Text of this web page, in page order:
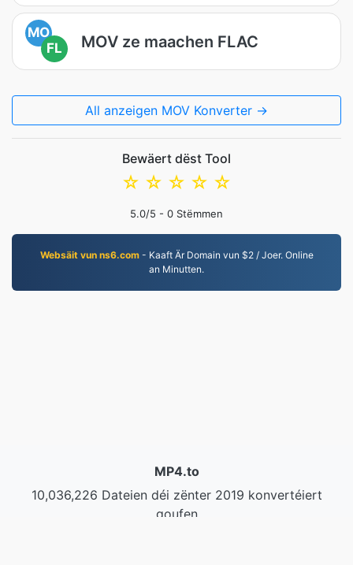
MO
FL
MOV ze maachen FLAC
All anzeigen MOV Konverter →
Bewäert dëst Tool
☆
☆
☆
☆
☆
5.0/5 - 0 Stëmmen
Websäit vun ns6.com- Kaaft Är Domain vun $2 / Joer. Online
an Minutten.
MP4.to
10,036,226 Dateien déi zënter 2019 konvertéiert
goufen